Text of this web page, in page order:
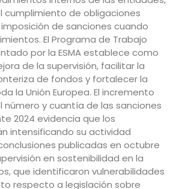
cumplimiento de obligaciones
de sanciones cuando
El Programa de Trabajo
por la ESMA establece como
de la supervisión, facilitar la
de fondos y fortalecer la
la Unión Europea. El incremento
número y cuantía de las sanciones
2024 evidencia que los
intensificando su actividad
publicadas en octubre
en sostenibilidad en la
que identificaron vulnerabilidades
respecto a legislación sobre